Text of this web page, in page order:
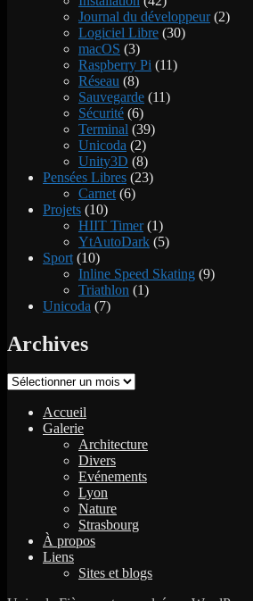
Journal du développeur(2)
Logiciel Libre (30)
macOS (3)
Raspberry Pi (11)
Réseau (8)
Sauvegarde (11)
Sécurité (6)
Terminal (39)
Unicoda (2)
Unity3D (8)
Pensées Libres (23)
Carnet (6)
Projets (10)
HIIT Timer(1)
YtAutoDark (5)
Sport (10)
Inline Speed Skating (9)
Triathlon (1)
Unicoda (7)
Archives
Archives
Accueil
Galerie
Architecture
Divers
Evénements
Lyon
Nature
Strasbourg
À propos
Liens
Sites et blogs